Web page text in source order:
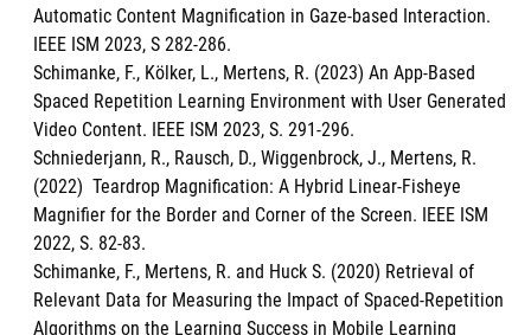
Automatic Content Magnification in Gaze-based Interaction.
IEEE ISM 2023, S 282-286.
Schimanke, F., Kölker, L., Mertens, R. (2023) An App-Based
Spaced Repetition Learning Environment with User Generated
Video Content. IEEE ISM 2023, S. 291-296.
Schniederjann, R., Rausch, D., Wiggenbrock, J., Mertens, R.
(2022) Teardrop Magnification: A Hybrid Linear-Fisheye
Magnifier for the Border and Corner of the Screen. IEEE ISM
2022, S. 82-83.
Schimanke, F., Mertens, R. and Huck S. (2020) Retrieval of
Relevant Data for Measuring the Impact of Spaced-Repetition
Algorithms on the Learning Success in Mobile Learning